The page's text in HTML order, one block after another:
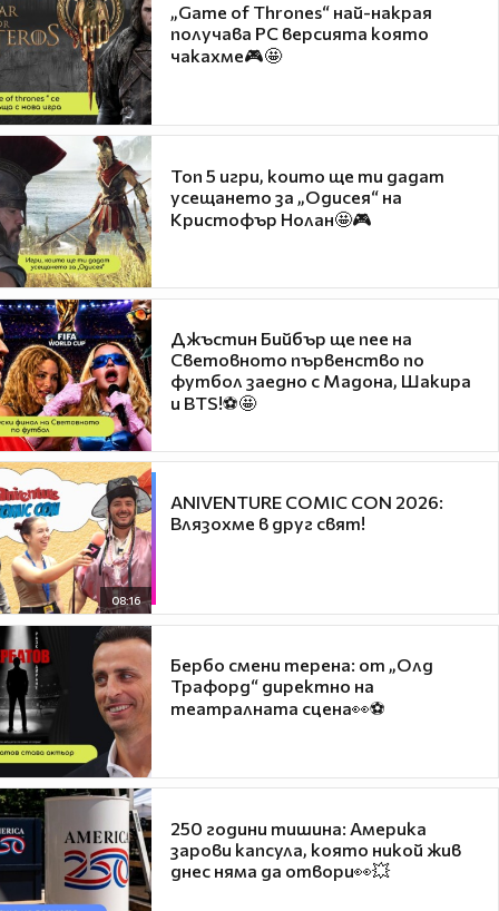
„Game of Thrones“ най-накрая
получава PC версията която
чакахме🎮🤩
Топ 5 игри, които ще ти дадат
усещането за „Одисея“ на
Кристофър Нолан🤩🎮
Джъстин Бийбър ще пее на
Световното първенство по
футбол заедно с Мадона, Шакира
и BTS!⚽🤩
08:16
ANIVENTURE COMIC CON 2026:
Влязохме в друг свят!
Бербо смени терена: от „Олд
Трафорд“ директно на
театралната сцена👀⚽
250 години тишина: Америка
зарови капсула, която никой жив
днес няма да отвори👀💥